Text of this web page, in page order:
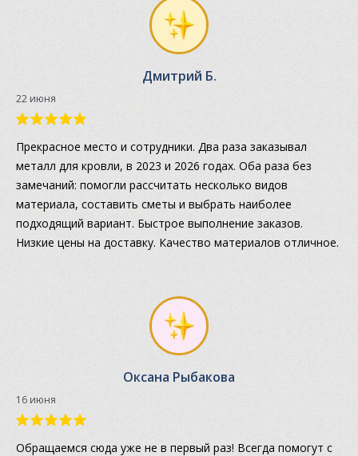
Дмитрий Б.
22 июня
Прекрасное место и сотрудники. Два раза заказывал
металл для кровли, в 2023 и 2026 годах. Оба раза без
замечаний: помогли рассчитать несколько видов
материала, составить сметы и выбрать наиболее
подходящий вариант. Быстрое выполнение заказов.
Низкие цены на доставку. Качество материалов отличное.
Оксана Рыбакова
16 июня
Обращаемся сюда уже не в первый раз! Всегда помогут с